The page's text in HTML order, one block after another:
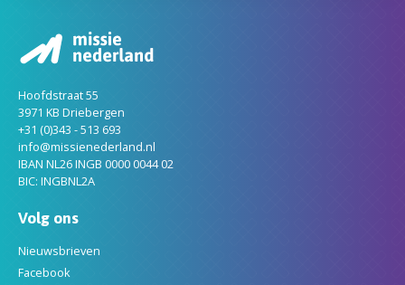
Hoofdstraat 55
3971 KB Driebergen
+31 (0)343 - 513 693
info@missienederland.nl
IBAN NL26 INGB 0000 0044 02
BIC: INGBNL2A
Volg ons
Nieuwsbrieven
Facebook